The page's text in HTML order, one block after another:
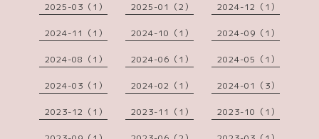
2025-03（1） 2025-01（2） 2024-12（1）
2024-11（1） 2024-10（1） 2024-09（1）
2024-08（1） 2024-06（1） 2024-05（1）
2024-03（1） 2024-02（1） 2024-01（3）
2023-12（1） 2023-11（1） 2023-10（1）